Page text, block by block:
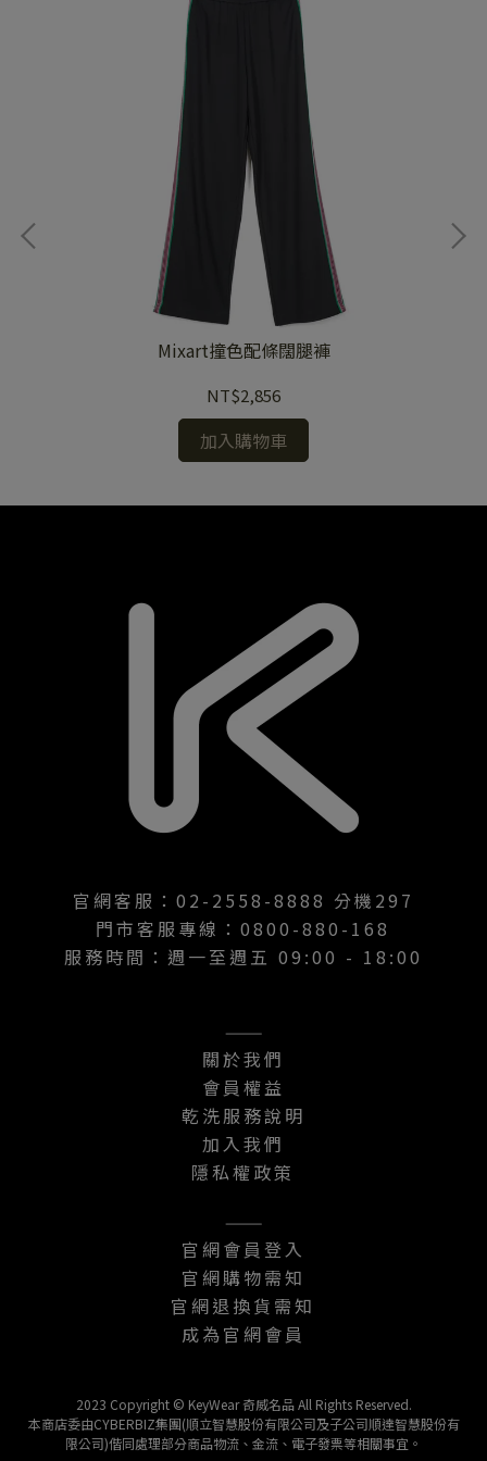
Mixart撞色配條闊腿褲
NT$2,856
加入購物車
官網客服：02-2558-8888 分機297
門市客服專線：0800-880-168
服務時間：週一至週五 09:00 - 18:00
———
關於我們
會員權益
乾洗服務說明
加入我們
隱私權政策
———
官網會員登入
官網購物需知
官網退換貨需知
成為官網會員
2023 Copyright © KeyWear 奇威名品 All Rights Reserved.
本商店委由CYBERBIZ集團(順立智慧股份有限公司及子公司順達智慧股份有
限公司)偕同處理部分商品物流、金流、電子發票等相關事宜。